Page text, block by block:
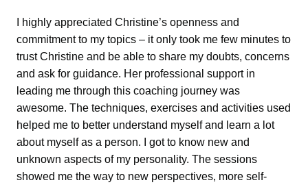
I highly appreciated Christine’s openness and
commitment to my topics – it only took me few minutes to
trust Christine and be able to share my doubts, concerns
and ask for guidance. Her professional support in
leading me through this coaching journey was
awesome. The techniques, exercises and activities used
helped me to better understand myself and learn a lot
about myself as a person. I got to know new and
unknown aspects of my personality. The sessions
showed me the way to new perspectives, more self-